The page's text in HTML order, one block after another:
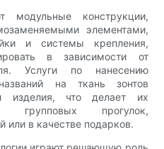
модульные конструкции,
элементами,
и системы крепления,
в зависимости от
Услуги по нанесению
на ткань зонтов
изделия, что делает их
групповых прогулок,
или в качестве подарков.